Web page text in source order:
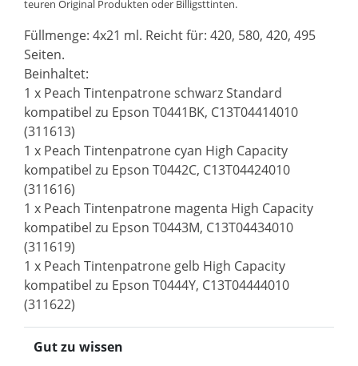
teuren Original Produkten oder Billigsttinten.
Füllmenge: 4x21 ml. Reicht für: 420, 580, 420, 495
Seiten.
Beinhaltet:
1 x Peach Tintenpatrone schwarz Standard
kompatibel zu Epson T0441BK, C13T04414010
(311613)
1 x Peach Tintenpatrone cyan High Capacity
kompatibel zu Epson T0442C, C13T04424010
(311616)
1 x Peach Tintenpatrone magenta High Capacity
kompatibel zu Epson T0443M, C13T04434010
(311619)
1 x Peach Tintenpatrone gelb High Capacity
kompatibel zu Epson T0444Y, C13T04444010
(311622)
Gut zu wissen